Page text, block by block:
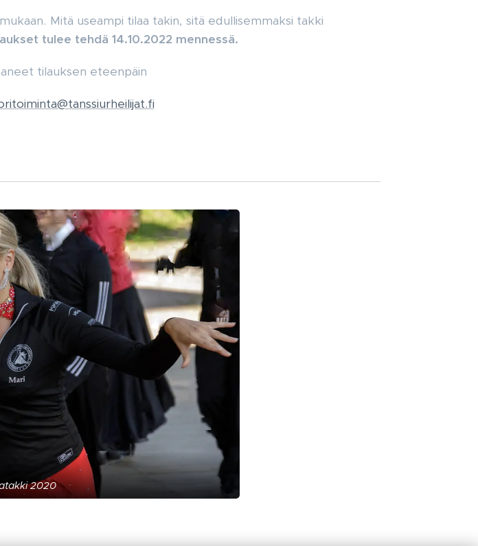
Mitä useampi tilaa takin, sitä edullisemmaksi takki
tulee tehdä 14.10.2022 mennessä.
tilauksen eteenpäin
2020